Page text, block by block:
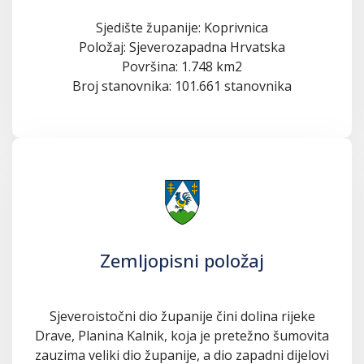
Sjedište županije: Koprivnica
Položaj: Sjeverozapadna Hrvatska
Površina: 1.748 km2
Broj stanovnika: 101.661 stanovnika
Zemljopisni položaj
Sjeveroistočni dio županije čini dolina rijeke
Drave, Planina Kalnik, koja je pretežno šumovita
zauzima veliki dio županije, a dio zapadni dijelovi